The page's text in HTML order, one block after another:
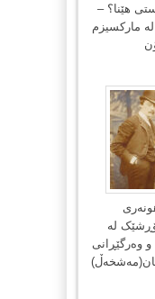
هێنا؟ –
مارکسیزم
لە
وەرگێڕانی